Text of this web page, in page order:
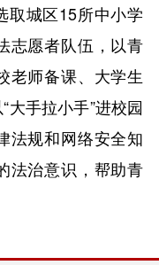
取城区15所中小学
志愿者队伍，以青
老师备课、大学生
大手拉小手”进校园
法规和网络安全知
法治意识，帮助青